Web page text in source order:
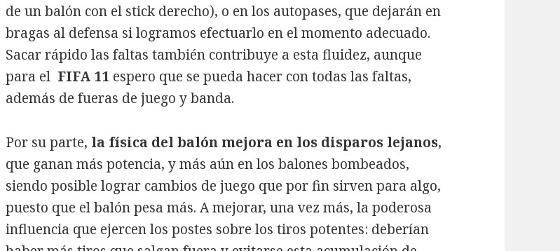
de un balón con el stick derecho), o en los autopases, que dejarán en
bragas al defensa si logramos efectuarlo en el momento adecuado.
Sacar rápido las faltas también contribuye a esta fluidez, aunque
para el FIFA 11 espero que se pueda hacer con todas las faltas,
además de fueras de juego y banda.
Por su parte, la física del balón mejora en los disparos lejanos,
que ganan más potencia, y más aún en los balones bombeados,
siendo posible lograr cambios de juego que por fin sirven para algo,
puesto que el balón pesa más. A mejorar, una vez más, la poderosa
influencia que ejercen los postes sobre los tiros potentes: deberían